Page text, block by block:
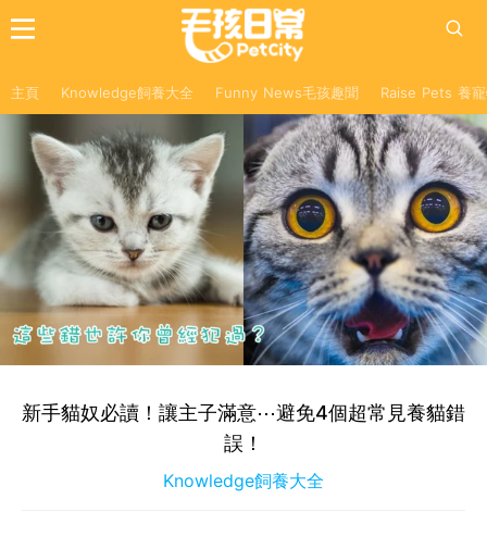
主頁 Knowledge飼養大全 Funny News毛孩趣聞 Raise Pets 養
新手貓奴必讀！讓主子滿意⋯避免4個超常見養貓錯
誤！
Knowledge飼養大全